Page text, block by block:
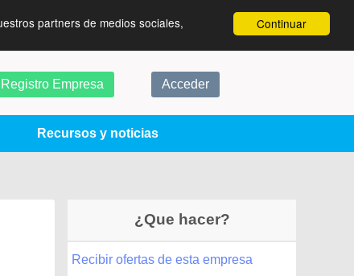
Continuar
partners de medios sociales,
Registro Empresa Acceder
Recursos y noticias
¿Que hacer?
Recibir ofertas de esta empresa